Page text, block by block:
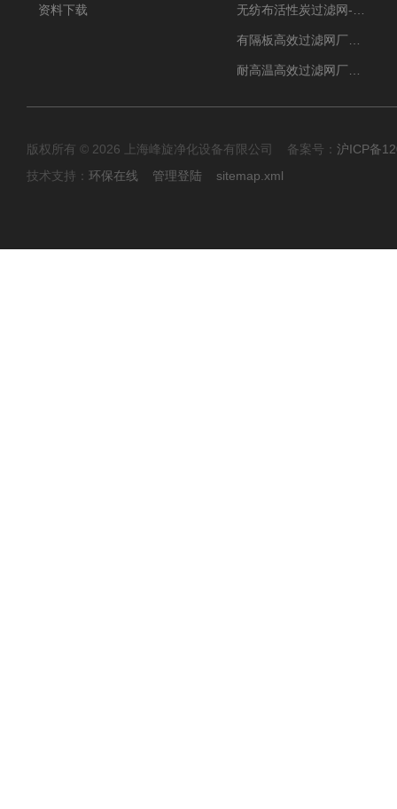
资料下载
版权所有 © 2026 上海峰旋净化设备有限公司 备案号： 沪ICP备
技术支持： 环保在线 管理登陆 sitemap.xml